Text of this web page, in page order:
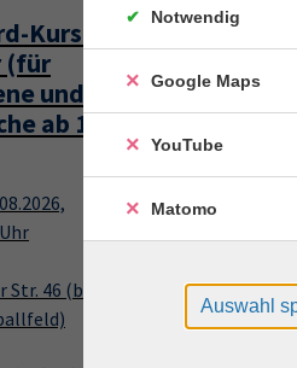
Kurs für
(für
und
ab 13
46 (beim
Aug.
Notwendig
Google Maps
YouTube
Matomo
Auswahl